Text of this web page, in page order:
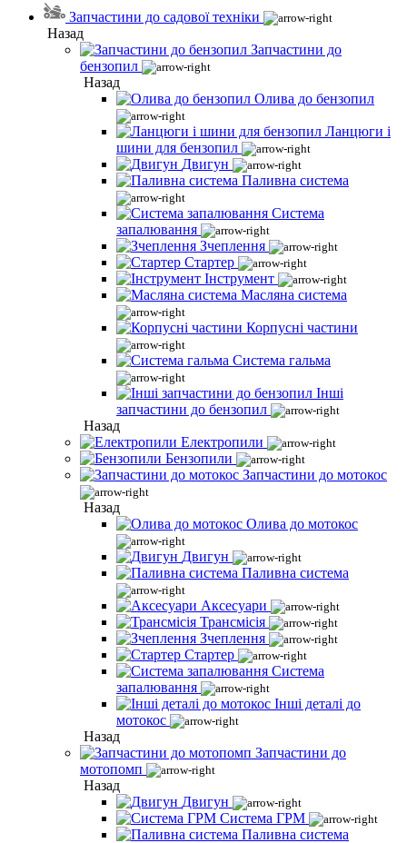
Запчастини до садової техніки
Назад
Запчастини до
бензопил
Назад
Олива до бензопил
Ланцюги і
шини для бензопил
Двигун
Паливна система
Система
запалювання
Зчеплення
Стартер
Інструмент
Масляна система
Корпусні частини
Система гальма
Інші
запчастини до бензопил
Назад
Електропили
Бензопили
Запчастини до мотокос
Назад
Олива до мотокос
Двигун
Паливна система
Аксесуари
Трансмісія
Зчеплення
Стартер
Система
запалювання
Інші деталі до
мотокос
Назад
Запчастини до
мотопомп
Назад
Двигун
Система ГРМ
Паливна система